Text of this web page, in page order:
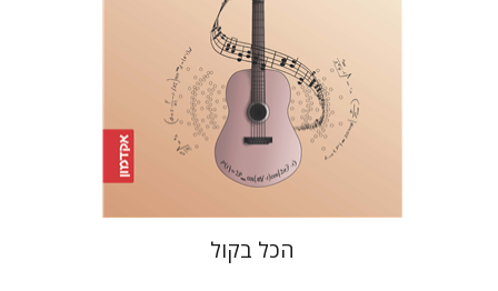
הנחת אתר ספר אלקטרוני
$20
הכל בקול